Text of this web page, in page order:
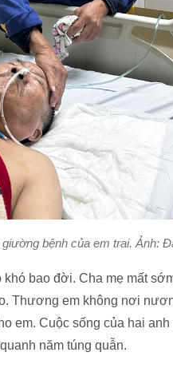
bệnh của em trai. Ảnh:
bao đời. Cha mẹ mất
Thương em không nơi
em. Cuộc sống của hai
năm túng quẫn.